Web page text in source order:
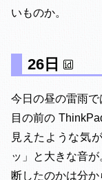
いものか。
26日
今日の昼の雷雨で
目の前の
見えたような気
ッ」と大きな音
断したのかは分